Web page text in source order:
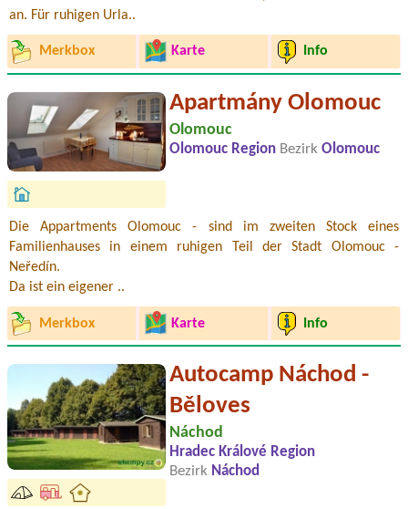
an. Für ruhigen Urla..
Merkbox Karte Info
Apartmány Olomouc
Olomouc
Olomouc Region Bezirk Olomouc
Die Appartments Olomouc - sind im zweiten Stock eines
Familienhauses in einem ruhigen Teil der Stadt Olomouc -
Neředín.
Da ist ein eigener ..
Merkbox Karte Info
Autocamp Náchod -
Běloves
Náchod
Hradec Králové Region
Bezirk Náchod